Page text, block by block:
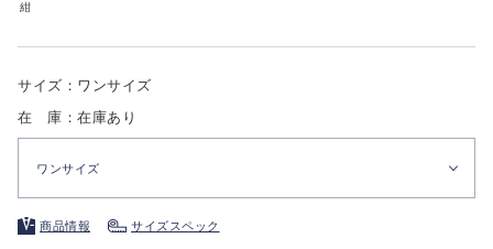
紺
サイズ：ワンサイズ
在 庫：在庫あり
ワンサイズ
商品情報 サイズスペック